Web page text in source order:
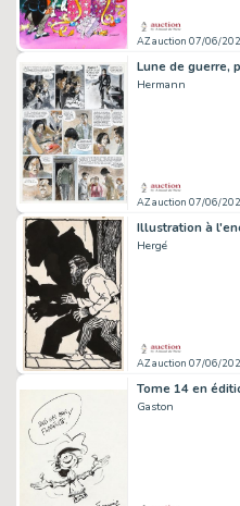
AZ auction 07/06/
Hermann
AZ auction 07/06/
Hergé
AZ auction 07/06/
Gaston